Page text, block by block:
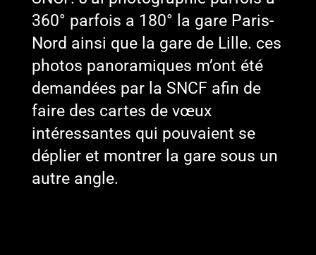
360° parfois a 180° la gare Paris-
Nord ainsi que la gare de Lille. ces
photos panoramiques m’ont été
demandées par la SNCF afin de
faire des cartes de vœux
intéressantes qui pouvaient se
déplier et montrer la gare sous un
autre angle.